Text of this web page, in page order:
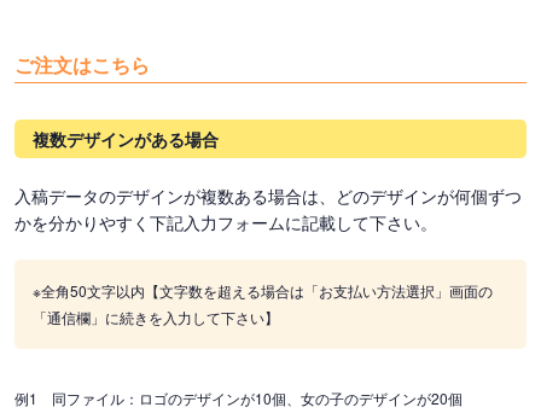
ご注文はこちら
複数デザインがある場合
入稿データのデザインが複数ある場合は、どのデザインが何個ずつ
かを分かりやすく下記入力フォームに記載して下さい。
※全角50文字以内【文字数を超える場合は「お支払い方法選択」画面の
「通信欄」に続きを入力して下さい】
例1 同ファイル：ロゴのデザインが10個、女の子のデザインが20個